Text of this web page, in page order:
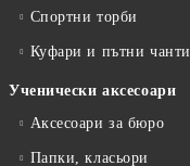
Спортни торби
Куфари и пътни чанти
Ученически аксесоари
Аксесоари за бюро
Папки, класьори